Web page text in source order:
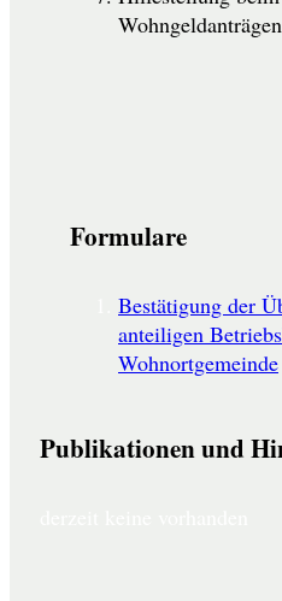
Wohngeldanträgen
Formulare
Bestätigung der
anteiligen
Wohnortgemeinde
Publikationen und